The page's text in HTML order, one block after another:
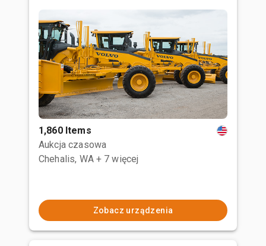
1,860 Items
Aukcja czasowa
Chehalis, WA + 7 więcej
Zobacz urządzenia